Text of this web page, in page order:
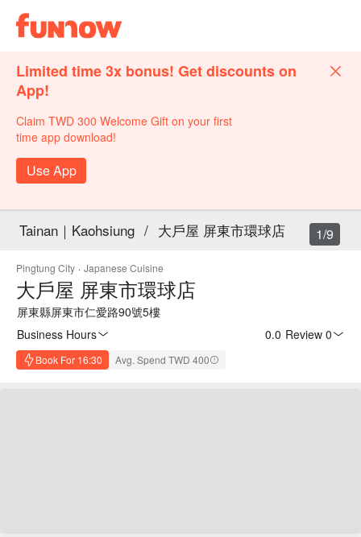
Limited time 3x bonus! Get discounts on
App!
Claim TWD 300 Welcome Gift on your first
time app download!
Use App
Tainan｜Kaohsiung / 大戶屋 屏東市環球店
Pingtung City · Japanese Cuisine
大戶屋 屏東市環球店
屏東縣屏東市仁愛路90號5樓
Business Hours
0.0 Review 0
Book For 16:30 Avg. Spend TWD 400
1/9